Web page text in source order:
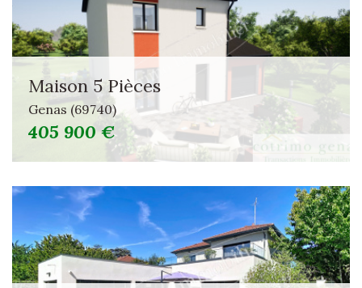
Maison 5 Pièces
Genas (69740)
405 900 €